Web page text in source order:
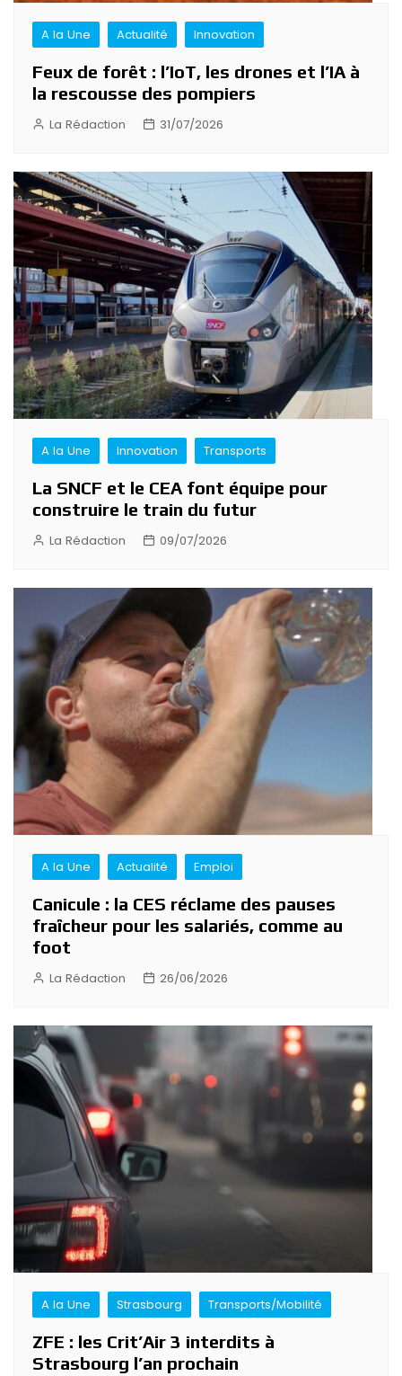
A la Une Actualité Innovation
Feux de forêt : l’IoT, les drones et l’IA à
la rescousse des pompiers
La Rédaction 31/07/2026
A la Une Innovation Transports
La SNCF et le CEA font équipe pour
construire le train du futur
La Rédaction 09/07/2026
A la Une Actualité Emploi
Canicule : la CES réclame des pauses
fraîcheur pour les salariés, comme au
foot
La Rédaction 26/06/2026
A la Une Strasbourg Transports/Mobilité
ZFE : les Crit’Air 3 interdits à
Strasbourg l’an prochain